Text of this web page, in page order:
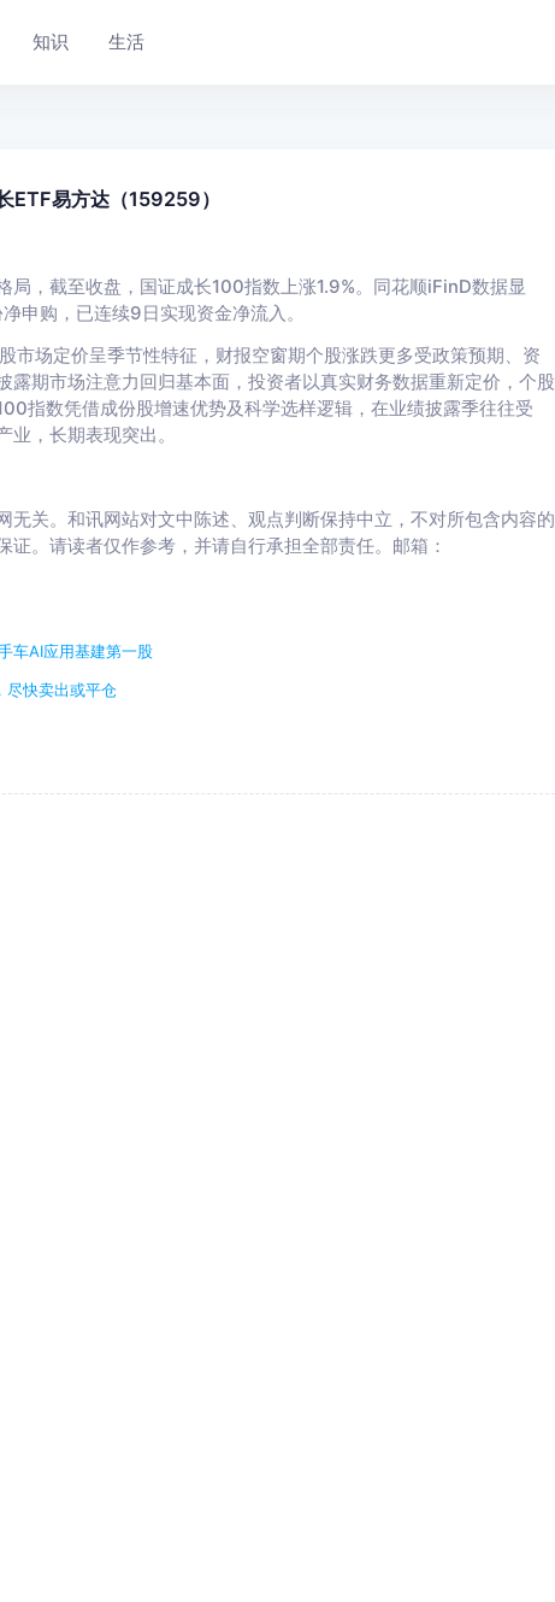
知识 生活
ETF易方达（159259）
局，截至收盘，国证成长100指数上涨1.9%。同花顺iFinD数据显
申购，已连续9日实现资金净流入。
市场定价呈季节性特征，财报空窗期个股涨跌更多受政策预期、资
期市场注意力回归基本面，投资者以真实财务数据重新定价，个股
指数凭借成份股增速优势及科学选样逻辑，在业绩披露季往往受
，长期表现突出。
无关。和讯网站对文中陈述、观点判断保持中立，不对所包含内容的
。请读者仅作参考，并请自行承担全部责任。邮箱：
车AI应用基建第一股
尽快卖出或平仓